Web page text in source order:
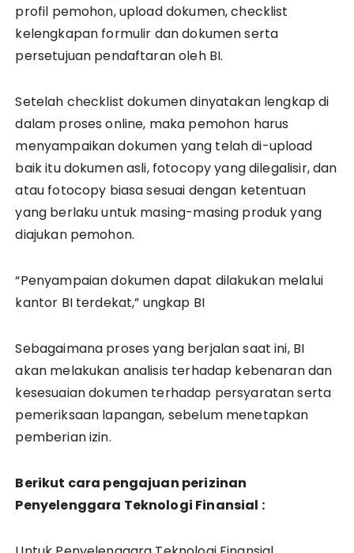
profil pemohon, upload dokumen, checklist
kelengkapan formulir dan dokumen serta
persetujuan pendaftaran oleh BI.
Setelah checklist dokumen dinyatakan lengkap di
dalam proses online, maka pemohon harus
menyampaikan dokumen yang telah di-upload
baik itu dokumen asli, fotocopy yang dilegalisir, dan
atau fotocopy biasa sesuai dengan ketentuan
yang berlaku untuk masing-masing produk yang
diajukan pemohon.
“Penyampaian dokumen dapat dilakukan melalui
kantor BI terdekat,” ungkap BI
Sebagaimana proses yang berjalan saat ini, BI
akan melakukan analisis terhadap kebenaran dan
kesesuaian dokumen terhadap persyaratan serta
pemeriksaan lapangan, sebelum menetapkan
pemberian izin.
Berikut cara pengajuan perizinan
Penyelenggara Teknologi Finansial :